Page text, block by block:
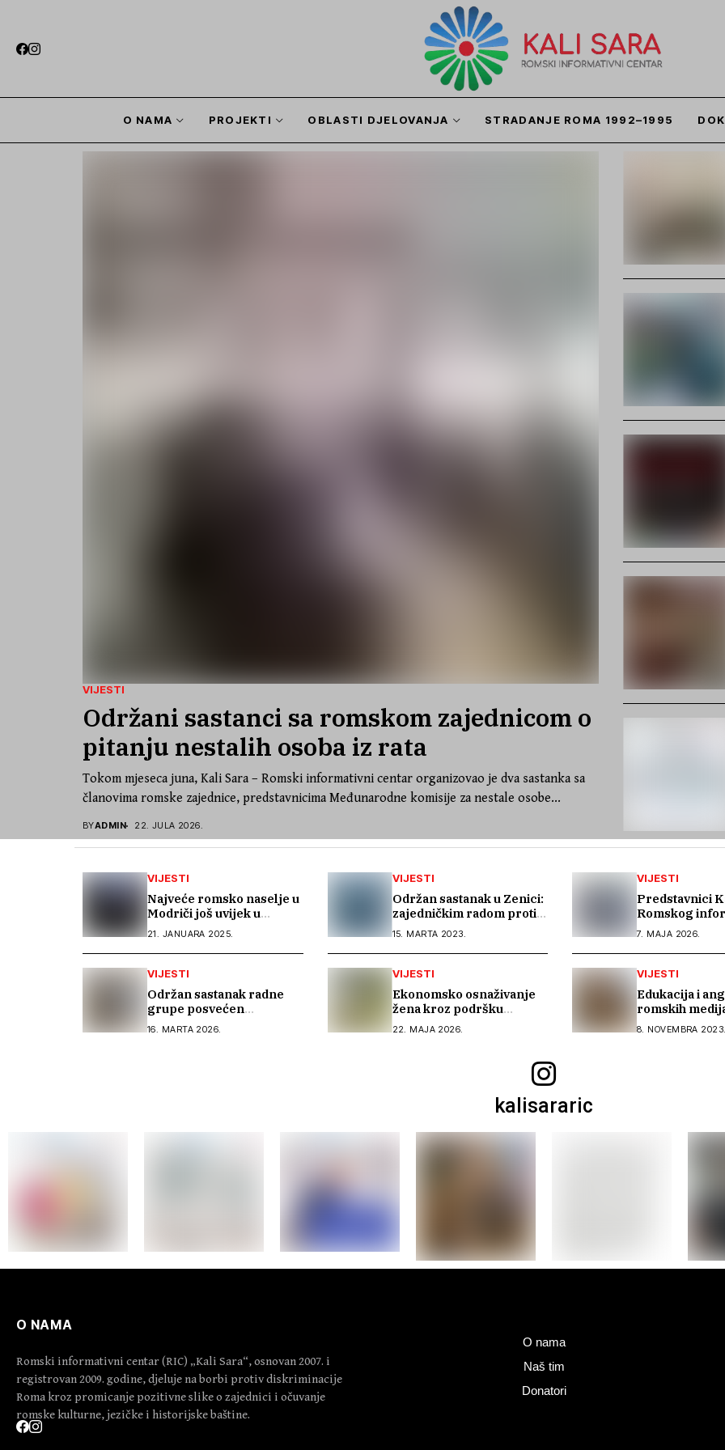
O NAMA PROJEKTI OBLASTI DJELOVANJA STRADANJE ROMA 1992–1995
VIJESTI
Održani sastanci sa romskom zajednicom o
pitanju nestalih osoba iz rata
Tokom mjeseca juna, Kali Sara – Romski informativni centar organizovao je dva sastanka sa
članovima romske zajednice, predstavnicima Međunarodne komisije za nestale osobe...
BYADMIN 22. JULA 2026.
VIJESTI
Najveće romsko naselje u
Modriči još uvijek u
mraku: Mještani
Stražarevca traže bolju
javnu rasvjetu
21. JANUARA 2025.
VIJESTI
Održan sastanak u Zenici:
zajedničkim radom protiv
trgovine ljudima
15. MARTA 2023.
VIJESTI
Predstavnici
Romskog
centra na
susretu
inkluziji
7. MAJA 2026.
VIJESTI
Održan sastanak radne
grupe posvećen
finalizaciji dokumenta
„Anticiganizam u Bosni i
16. MARTA 2026.
VIJESTI
Ekonomsko osnaživanje
žena kroz podršku
poljoprivrednoj
proizvodnji
22. MAJA 2026.
VIJESTI
Edukacija i
romskih
borbi protiv
ljudima
8. NOVEMBRA 2023.
kalisararic
O NAMA
Romski informativni centar (RIC) „Kali Sara“, osnovan 2007. i
registrovan 2009. godine, djeluje na borbi protiv diskriminacije
Roma kroz promicanje pozitivne slike o zajednici i očuvanje
romske kulturne, jezičke i historijske baštine.
O nama
Naš tim
Donatori